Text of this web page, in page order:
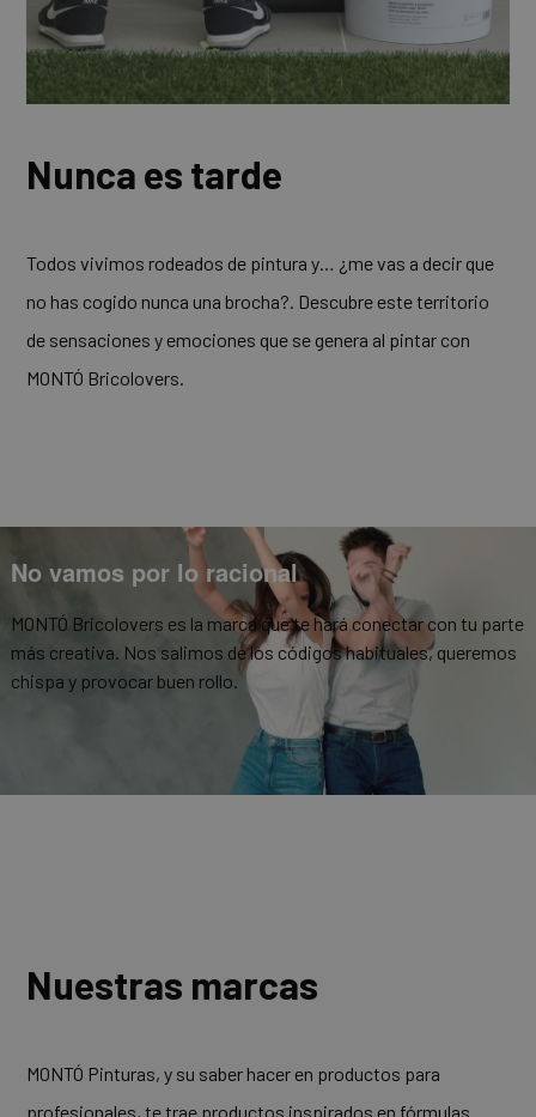
Nunca es tarde
Todos vivimos rodeados de pintura y… ¿me vas a decir que
no has cogido nunca una brocha?. Descubre este territorio
de sensaciones y emociones que se genera al pintar con
MONTÓ Bricolovers.
No vamos por lo racional
MONTÓ Bricolovers es la marca que te hará conectar con tu parte
más creativa. Nos salimos de los códigos habituales, queremos
chispa y provocar buen rollo.
Nuestras marcas
MONTÓ Pinturas, y su saber hacer en productos para
profesionales, te trae productos inspirados en fórmulas